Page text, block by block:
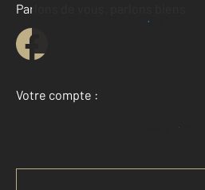
Je demande une
Parlons de vous, parlons biens
Votre compte :
Accéder à mon